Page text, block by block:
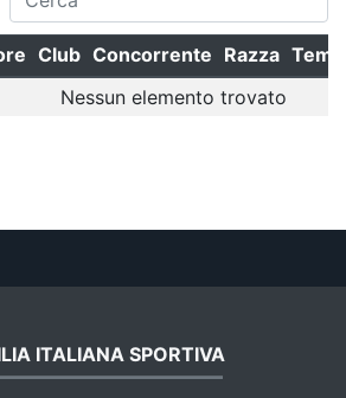
Club Concorrente Razza
Nessun elemento trovato
ITALIANA SPORTIVA